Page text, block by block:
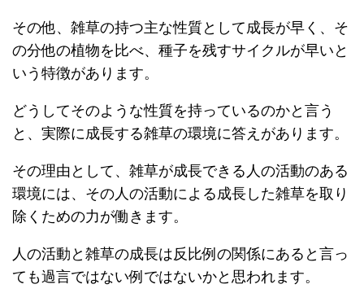
その他、雑草の持つ主な性質として成長が早く、そ
の分他の植物を比べ、種子を残すサイクルが早いと
いう特徴があります。
どうしてそのような性質を持っているのかと言う
と、実際に成長する雑草の環境に答えがあります。
その理由として、雑草が成長できる人の活動のある
環境には、その人の活動による成長した雑草を取り
除くための力が働きます。
人の活動と雑草の成長は反比例の関係にあると言っ
ても過言ではない例ではないかと思われます。